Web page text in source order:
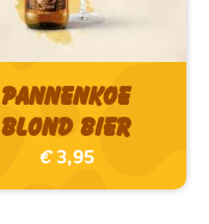
Pannenkoe
Blond bier
€3,95